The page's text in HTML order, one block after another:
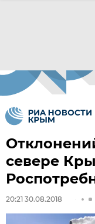
севере
20:21 30.08.2018